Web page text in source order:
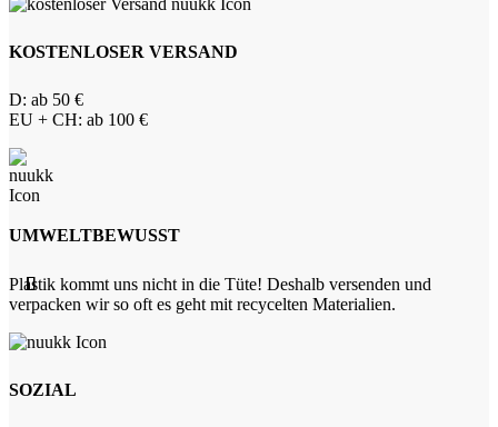
KOSTENLOSER VERSAND
D: ab 50 €
EU + CH: ab 100 €
UMWELTBEWUSST
Plastik kommt uns nicht in die Tüte! Deshalb versenden und
verpacken wir so oft es geht mit recycelten Materialien.
SOZIAL